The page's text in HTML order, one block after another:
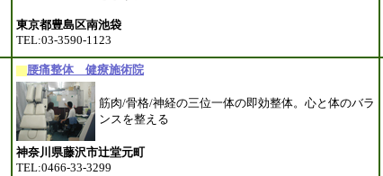
東京都豊島区南池袋
TEL:03-3590-1123
腰痛整体 健療施術院
筋肉/骨格/神経の三位一体の即効整体。心と体のバラ
ンスを整える
神奈川県藤沢市辻堂元町
TEL:0466-33-3299